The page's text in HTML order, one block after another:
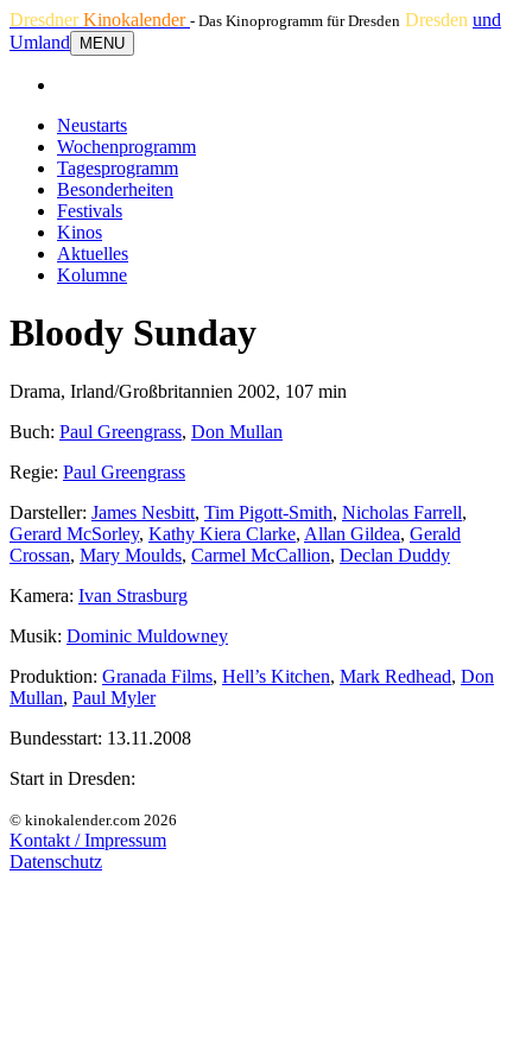
DresdnerKinokalender - Das Kinoprogramm für Dresden Dresden und
Umland
MENU
Neustarts
Wochenprogramm
Tagesprogramm
Besonderheiten
Festivals
Kinos
Aktuelles
Kolumne
Bloody Sunday
Drama, Irland/Großbritannien 2002, 107 min
Buch: Paul Greengrass, Don Mullan
Regie: Paul Greengrass
Darsteller: James Nesbitt, Tim Pigott-Smith, Nicholas Farrell,
Gerard McSorley, Kathy Kiera Clarke, Allan Gildea, Gerald
Crossan, Mary Moulds, Carmel McCallion, Declan Duddy
Kamera: Ivan Strasburg
Musik: Dominic Muldowney
Produktion: Granada Films, Hell’s Kitchen, Mark Redhead, Don
Mullan, Paul Myler
Bundesstart: 13.11.2008
Start in Dresden:
© kinokalender.com 2026
Kontakt / Impressum
Datenschutz